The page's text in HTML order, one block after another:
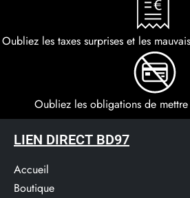
Oubliez les taxes surprises et les
Oubliez les obligations de
LIEN DIRECT BD97
Accueil
Boutique